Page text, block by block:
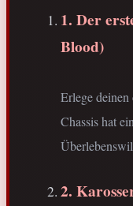
1. Der
Blood)
Erlege
Chassis hat
2.